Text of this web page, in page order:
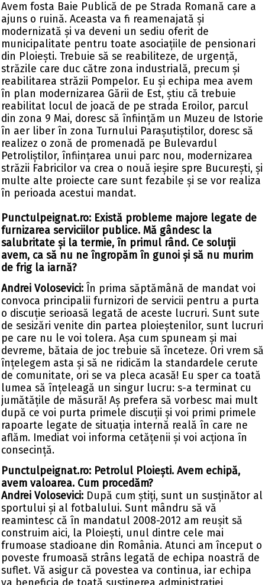
Avem fosta Baie Publică de pe Strada Romană care a
ajuns o ruină. Aceasta va fi reamenajată și
modernizată și va deveni un sediu oferit de
municipalitate pentru toate asociațiile de pensionari
din Ploiești. Trebuie să se reabiliteze, de urgență,
străzile care duc către zona industrială, precum și
reabilitarea străzii Pompelor. Eu și echipa mea avem
în plan modernizarea Gării de Est, știu că trebuie
reabilitat locul de joacă de pe strada Eroilor, parcul
din zona 9 Mai, doresc să înființăm un Muzeu de Istorie
în aer liber în zona Turnului Parașutiștilor, doresc să
realizez o zonă de promenadă pe Bulevardul
Petroliștilor, înființarea unui parc nou, modernizarea
străzii Fabricilor va crea o nouă ieșire spre București, și
multe alte proiecte care sunt fezabile și se vor realiza
în perioada acestui mandat.
Punctulpeignat.ro: Există probleme majore legate de
furnizarea serviciilor publice. Mă gândesc la
salubritate și la termie, în primul rând. Ce soluții
avem, ca să nu ne îngropăm în gunoi și să nu murim
de frig la iarnă?
Andrei Volosevici: În prima săptămână de mandat voi
convoca principalii furnizori de servicii pentru a purta
o discuție serioasă legată de aceste lucruri. Sunt sute
de sesizări venite din partea ploieștenilor, sunt lucruri
pe care nu le voi tolera. Așa cum spuneam și mai
devreme, bătaia de joc trebuie să înceteze. Ori vrem să
înțelegem asta și să ne ridicăm la standardele cerute
de comunitate, ori se va pleca acasă! Eu sper ca toată
lumea să înțeleagă un singur lucru: s-a terminat cu
jumătățile de măsură! Aș prefera să vorbesc mai mult
după ce voi purta primele discuții și voi primi primele
rapoarte legate de situația internă reală în care ne
aflăm. Imediat voi informa cetățenii și voi acționa în
consecință.
Punctulpeignat.ro: Petrolul Ploiești. Avem echipă,
avem valoarea. Cum procedăm?
Andrei Volosevici: După cum știți, sunt un susținător al
sportului și al fotbalului. Sunt mândru să vă
reamintesc că în mandatul 2008-2012 am reușit să
construim aici, la Ploiești, unul dintre cele mai
frumoase stadioane din România. Atunci am început o
poveste frumoasă strâns legată de echipa noastră de
suflet. Vă asigur că povestea va continua, iar echipa